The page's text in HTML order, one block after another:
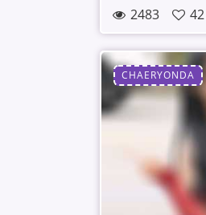
2483 42
CHAERYONDA